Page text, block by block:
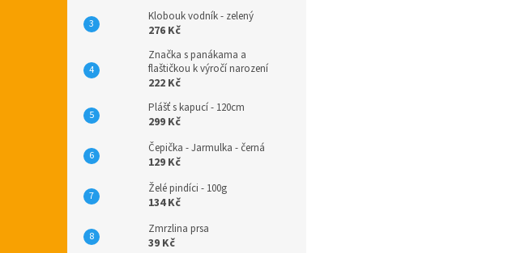
Klobouk vodník - zelený
276 Kč
Značka s panákama a
flaštičkou k výročí narození
222 Kč
Plášť s kapucí - 120cm
299 Kč
Čepička - Jarmulka - černá
129 Kč
Želé pindíci - 100g
134 Kč
Zmrzlina prsa
39 Kč